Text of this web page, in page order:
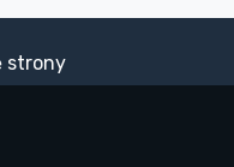
strony